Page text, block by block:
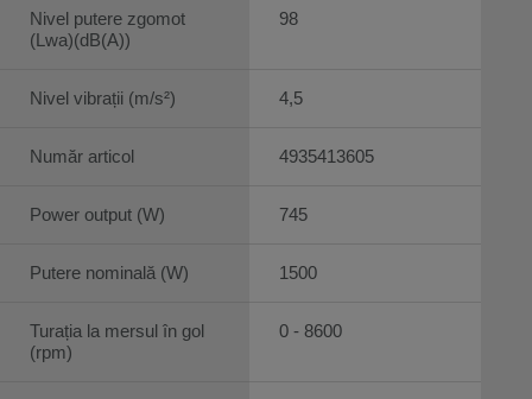
Nivel putere zgomot
(Lwa)(dB(A))
Nivel vibrații (m/s²)
Număr articol
Power output (W)
Putere nominală (W)
Turația la mersul în gol
(rpm)
98
4,5
4935413605
745
1500
0 - 8600